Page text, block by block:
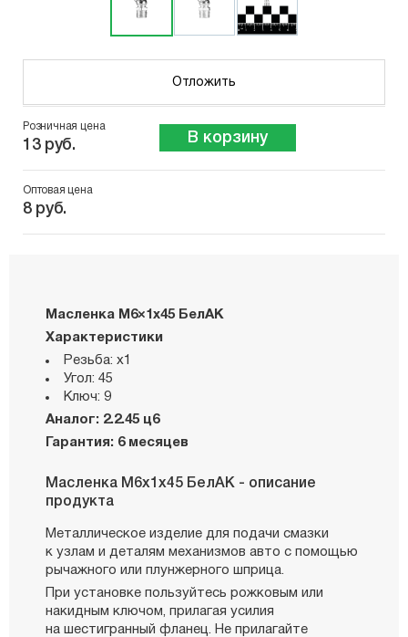
Отложить
Розничная цена
13 руб. В корзину
Оптовая цена
8 руб.
Масленка М6×1х45 БелАК
Характеристики
Резьба: х1
Угол: 45
Ключ: 9
Аналог: 2.2.45 ц6
Гарантия: 6 месяцев
Масленка М6х1х45 БелАК - описание
продукта
Металлическое изделие для подачи смазки
к узлам и деталям механизмов авто с помощью
рычажного или плунжерного шприца.
При установке пользуйтесь рожковым или
накидным ключом, прилагая усилия
на шестигранный фланец. Не прилагайте